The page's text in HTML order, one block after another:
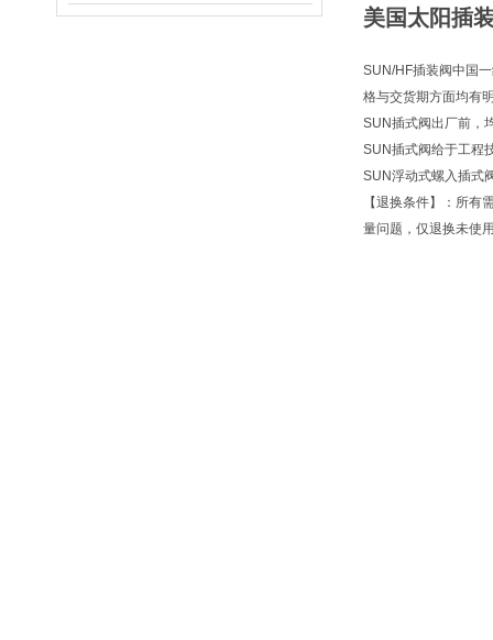
美国太阳插
SUN/HF插装阀中国
格与交货期方面均有
SUN插式阀出厂前，
SUN插式阀给于工程
SUN浮动式螺入插
【退换条件】：所
量问题，仅退换未使